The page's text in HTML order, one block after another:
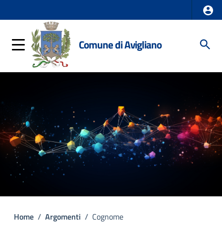
Comune di Avigliano
Home / Argomenti / Cognome